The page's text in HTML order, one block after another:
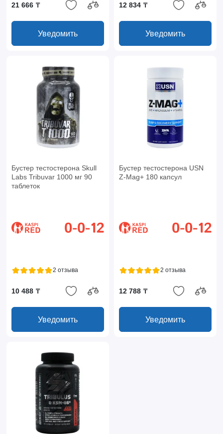
21 666 ₸
Уведомить
12 834 ₸
Уведомить
Бустер тестостерона Skull
Labs Tribuvar 1000 мг 90
таблеток
2 отзыва
10 488 ₸
Уведомить
Бустер тестостерона USN
Z-Mag+ 180 капсул
2 отзыва
12 788 ₸
Уведомить